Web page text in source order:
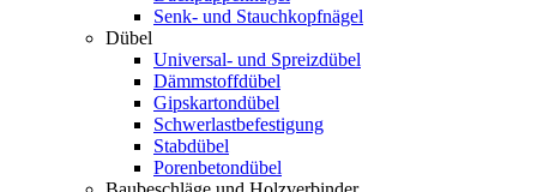
Senk- und Stauchkopfnägel
Dübel
Universal- und Spreizdübel
Dämmstoffdübel
Gipskartondübel
Schwerlastbefestigung
Stabdübel
Porenbetondübel